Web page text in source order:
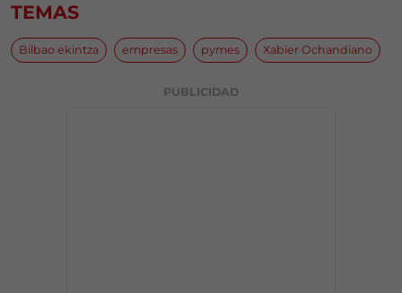
TEMAS
Bilbao ekintza empresas pymes Xabier Ochandiano
PUBLICIDAD